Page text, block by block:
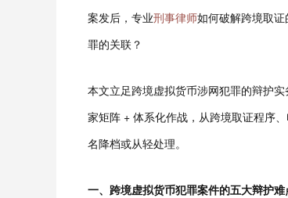
案发后，专业刑事律师如何破解跨境取
罪的关联？
本文立足跨境虚拟货币涉网犯罪的辩护
家矩阵 + 体系化作战，从跨境取证程序
名降档或从轻处理。
一、跨境虚拟货币犯罪案件的五大辩护难